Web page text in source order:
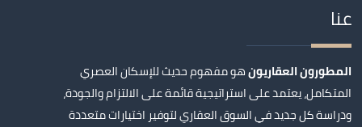
عنا
المطورون العقاريونهو مفهوم حديث للإسكان العصري
المتكامل، يعتمد على استراتيجية قائمة على الالتزام والجودة،
ودراسة كل جديد في السوق العقاري لتوفير اختيارات متعددة